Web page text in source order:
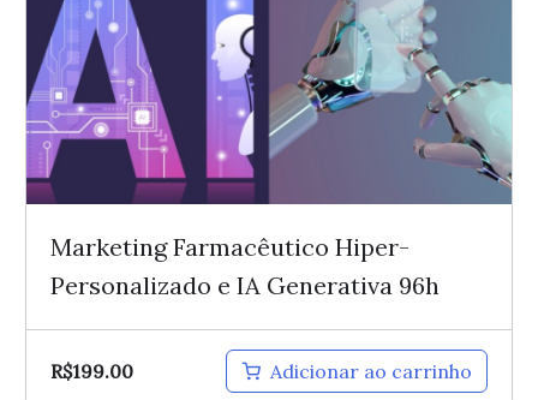
Marketing Farmacêutico Hiper-
Personalizado e IA Generativa 96h
R$199.00 Adicionar ao carrinho